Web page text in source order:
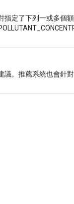
定了下列一或多個
。推薦系統也會針